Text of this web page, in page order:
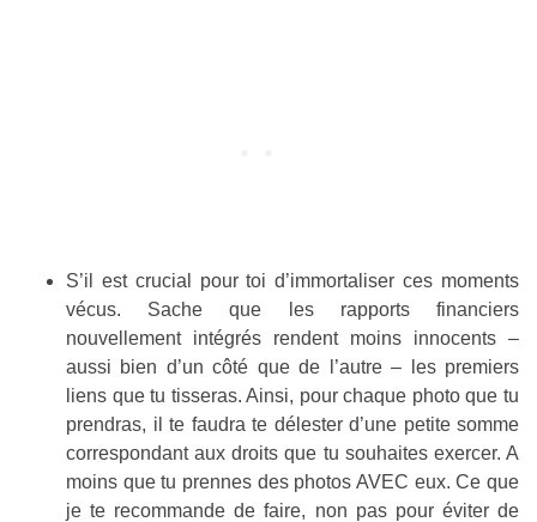
S’il est crucial pour toi d’immortaliser ces moments
vécus. Sache que les rapports financiers
nouvellement intégrés rendent moins innocents –
aussi bien d’un côté que de l’autre – les premiers
liens que tu tisseras. Ainsi, pour chaque photo que tu
prendras, il te faudra te délester d’une petite somme
correspondant aux droits que tu souhaites exercer. A
moins que tu prennes des photos AVEC eux. Ce que
je te recommande de faire, non pas pour éviter de